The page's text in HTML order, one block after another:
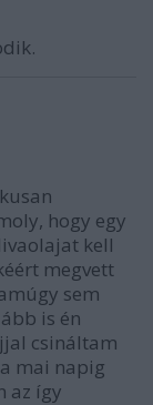
hogy egy
kell
megvett
sem
is én
csináltam
mai napig
az így